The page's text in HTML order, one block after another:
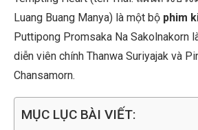
Luang Buang Manya) là một bộ phim
Puttipong Promsaka Na Sakolnakorn
diễn viên chính Thanwa Suriyajak và
Chansamorn.
MỤC LỤC BÀI VIẾT: